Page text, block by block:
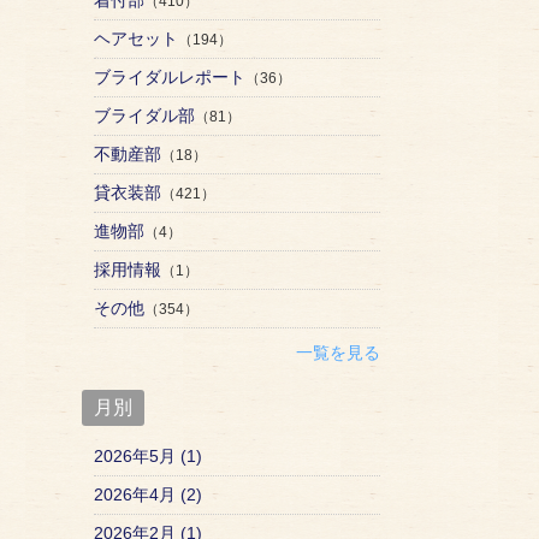
ヘアセット （194）
ブライダルレポート （36）
ブライダル部（81）
不動産部（18）
貸衣装部（421）
進物部（4）
採用情報 （1）
その他（354）
一覧を見る
月別
2026年5月 (1)
2026年4月 (2)
2026年2月 (1)